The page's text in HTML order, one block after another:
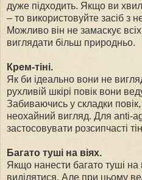
дуже підходить. Якщо ви
– то використовуйте засіб з
Можливо він не замаскує
виглядати більш природньо.
Крем-тіні.
Як би ідеально вони не
рухливій шкірі повік вони
Забиваючись у складки
неохайний вигляд. Для anti-
застосовувати розсипчасті
Багато туші на віях.
Якщо нанести багато туші на
виділятися. Але при цьому